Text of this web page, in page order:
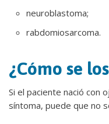
neuroblastoma;
rabdomiosarcoma.
¿Cómo se
Si el paciente nació con
síntoma, puede que no